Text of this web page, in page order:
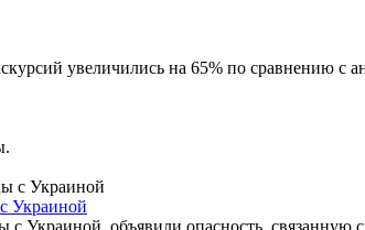
увеличились на 65% по сравнению с
Украиной